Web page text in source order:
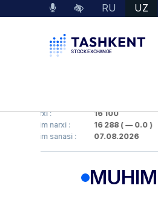
RU UZ
narxi :
16 100
bitim narxi :
16 288 ( — 0.0 )
bitim sanasi :
07.08.2026